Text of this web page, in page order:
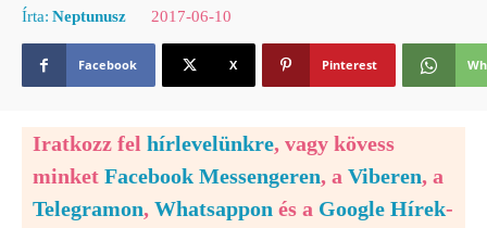
Írta: Neptunusz 2017-06-10
Facebook X Pinterest
Iratkozz fel hírlevelünkre, vagy kövess
minket Facebook Messengeren, a Viberen, a
Telegramon, Whatsappon és a Google Hírek-